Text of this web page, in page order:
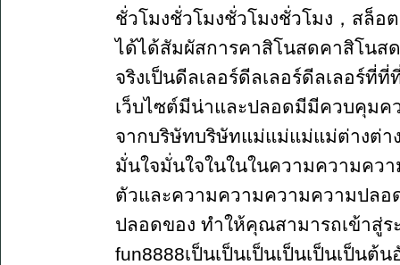
ชั่วโมงชั่วโมงชั่วโมงชั่วโมง，สล็
ได้ได้สัมผัสการคาสิโนสดคาสิโนส
จริงเป็นดีลเลอร์ดีลเลอร์ดีลเลอร์ที่
เว็บไซต์มีน่าและปลอดมีมีควบคุมค
จากบริษัทบริษัทแม่แม่แม่แม่ต่างต่า
มั่นใจมั่นใจในในในความความคว
ตัวและความความความความปล
ปลอดของ ทำให้คุณสามารถเข้าสู่ร
fun8888เป็นเป็นเป็นเป็นเป็นเป็น